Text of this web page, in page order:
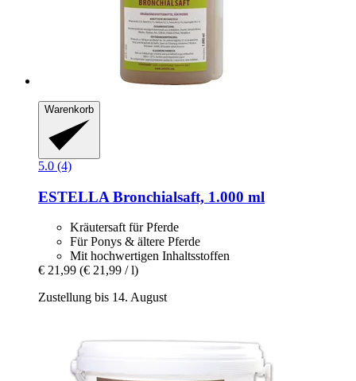
Warenkorb
5.0 (4)
ESTELLA Bronchialsaft, 1.000 ml
Kräutersaft für Pferde
Für Ponys & ältere Pferde
Mit hochwertigen Inhaltsstoffen
€ 21,99 (€ 21,99 / l)
Zustellung bis 14. August